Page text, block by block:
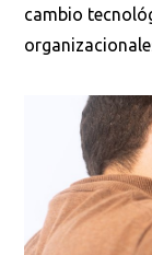
cambio